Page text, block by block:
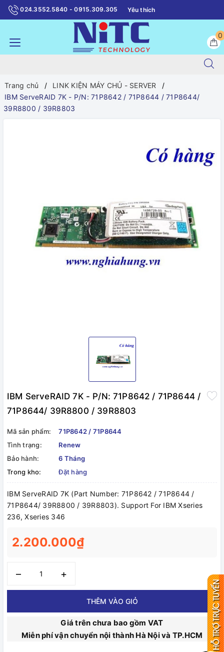
024.3552.5840 - 0915.309.305 Yêu thích
0
Trang chủ
LINK KIỆN MÁY CHỦ - SERVER
IBM ServeRAID 7K - P/N: 71P8642 / 71P8644 / 71P8644/
39R8800 / 39R8803
IBM ServeRAID 7K - P/N: 71P8642 / 71P8644 /
71P8644/ 39R8800 / 39R8803
Mã sản phẩm:
71P8642 / 71P8644
Tình trạng:
Renew
Bảo hành:
6 Tháng
Trong kho:
Đặt hàng
IBM ServeRAID 7K (Part Number: 71P8642 / 71P8644 /
71P8644/ 39R8800 / 39R8803). Support For IBM Xseries
236, Xseries 346
2.200.000₫
– +
THÊM VÀO GIỎ
Giá trên chưa bao gồm VAT
Miễn phí vận chuyển nội thành Hà Nội và TP.HCM